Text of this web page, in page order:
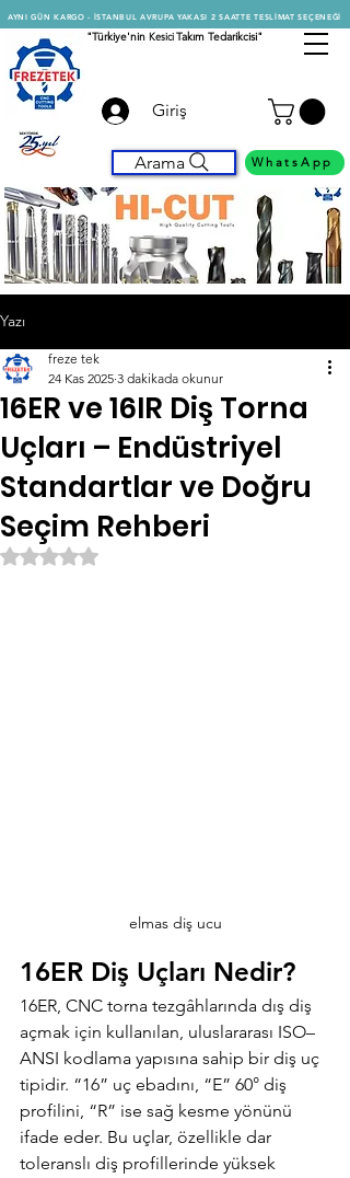
AYNI GÜN KARGO - İSTANBUL AVRUPA YAKASI 2 SAATTE TESLİMAT SEÇENEĞİ
"Türkiye'nin KesiciTakım Tedarikcisi"
Giriş
Arama WhatsApp
Yazı
16ER ve 16IR Diş Torna
Uçları – Endüstriyel
Standartlar ve Doğru
Seçim Rehberi
freze tek
24 Kas 2025 3 dakikada okunur
5 üzerinden NaN yıldız
elmas diş ucu
16ER Diş Uçları Nedir?
16ER, CNC torna tezgâhlarında dış diş
açmak için kullanılan, uluslararası ISO–
ANSI kodlama yapısına sahip bir diş uç
tipidir. “16” uç ebadını, “E” 60° diş
profilini, “R” ise sağ kesme yönünü
ifade eder. Bu uçlar, özellikle dar
toleranslı diş profillerinde yüksek